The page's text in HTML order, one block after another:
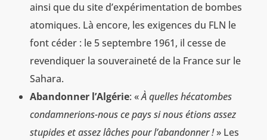
ainsi que du site d’expérimentation de bombes
atomiques. Là encore, les exigences du FLN le
font céder : le 5 septembre 1961, il cesse de
revendiquer la souveraineté de la France sur le
Sahara.
Abandonner l’Algérie: «À quelles hécatombes
condamnerions-nous ce pays si nous étions assez
stupides et assez lâches pour l’abandonner !» Les